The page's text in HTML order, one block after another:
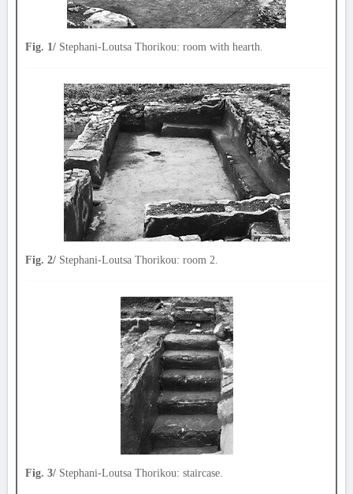
Fig. 1/ Stephani-Loutsa Thorikou: room with hearth.
Fig. 2/ Stephani-Loutsa Thorikou: room 2.
Fig. 3/ Stephani-Loutsa Thorikou: staircase.